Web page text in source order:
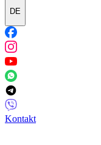
DE
Kontakt